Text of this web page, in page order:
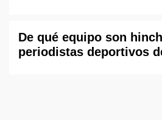
De qué equipo son
periodistas deportivos